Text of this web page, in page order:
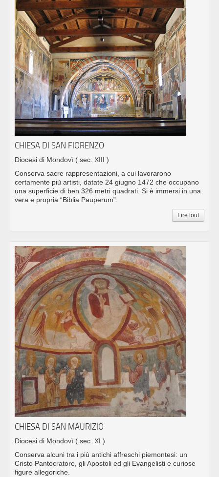
CHIESA DI SAN FIORENZO
Diocesi di Mondovì ( sec. XIII )
Conserva sacre rappresentazioni, a cui lavorarono
certamente più artisti, datate 24 giugno 1472 che occupano
una superficie di ben 326 metri quadrati. Si è immersi in una
vera e propria “Biblia Pauperum”.
Lire tout
CHIESA DI SAN MAURIZIO
Diocesi di Mondovì ( sec. XI )
Conserva alcuni tra i più antichi affreschi piemontesi: un
Cristo Pantocratore, gli Apostoli ed gli Evangelisti e curiose
figure allegoriche.